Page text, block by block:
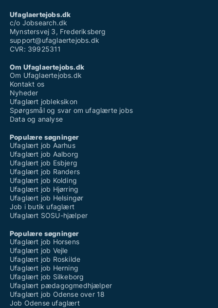
Ufaglaertejobs.dk
c/o Jobsearch.dk
Mynstersvej 3, Frederiksberg
support@ufaglaertejobs.dk
CVR: 39925311
Om Ufaglaertejobs.dk
Om Ufaglaertejobs.dk
Kontakt os
Nyheder
Ufaglært jobleksikon
Spørgsmål og svar om ufaglærte jobs
Data og analyse
Populære søgninger
Ufaglært job Aarhus
Ufaglært job Aalborg
Ufaglært job Esbjerg
Ufaglært job Randers
Ufaglært job Kolding
Ufaglært job Hjørring
Ufaglært job Helsingør
Job i butik ufaglært
Ufaglært SOSU-hjælper
Populære søgninger
Ufaglært job Horsens
Ufaglært job Vejle
Ufaglært job Roskilde
Ufaglært job Herning
Ufaglært job Silkeborg
Ufaglært pædagogmedhjælper
Ufaglært job Odense over 18
Job Odense ufaglært